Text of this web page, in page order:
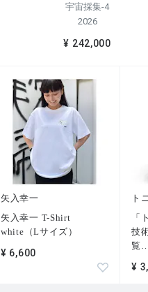
宇宙採集-4
2026
¥ 242,000
矢入幸一
矢入幸一 T-Shirt
white（Lサイズ）
¥ 6,600
ト
「
技
覧
¥